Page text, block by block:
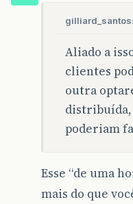
gilliard_santos:
Aliado a
clientes
outra
distribuída,
poderiam
Esse “de uma
mais do que